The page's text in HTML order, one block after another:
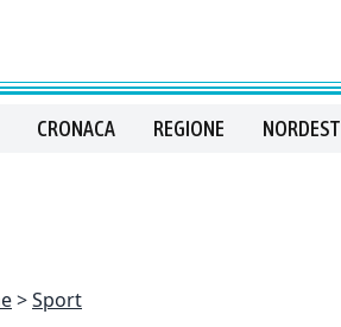
CRONACA REGIONE NORDEST
Sport